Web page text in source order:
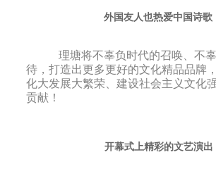
外国友人也热爱中国诗歌
理塘将不辜负时代的召唤、不
待，打造出更多更好的文化精品品牌
化大发展大繁荣、建设社会主义文化
贡献！
开幕式上精彩的文艺演出